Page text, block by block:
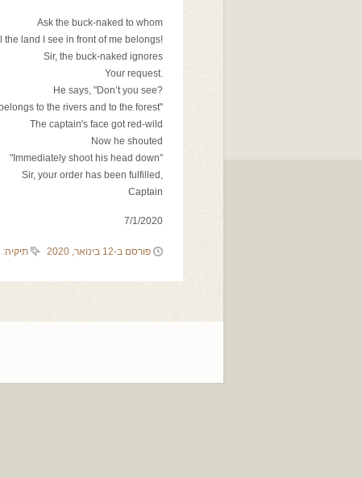
Ask the buck-naked to whom
!All the land I see in front of me belongs
Sir, the buck-naked ignores
.Your request
?He says, "Don’t you see
"This land belongs to the rivers and to the forest
The captain's face got red-wild
Now he shouted
"Immediately shoot his head down"
,Sir, your order has been fulfilled
Captain
7/1/2020
פורסם ב-12 בינואר, 2020 תיקיה: